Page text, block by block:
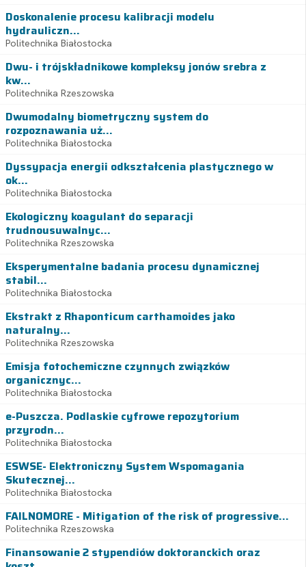
Doskonalenie procesu kalibracji modelu
hydrauliczn...
Politechnika Białostocka
Dwu- i trójskładnikowe kompleksy jonów srebra z
kw...
Politechnika Rzeszowska
Dwumodalny biometryczny system do
rozpoznawania uż...
Politechnika Białostocka
Dyssypacja energii odkształcenia plastycznego w
ok...
Politechnika Białostocka
Ekologiczny koagulant do separacji
trudnousuwalnyc...
Politechnika Rzeszowska
Eksperymentalne badania procesu dynamicznej
stabil...
Politechnika Białostocka
Ekstrakt z Rhaponticum carthamoides jako
naturalny...
Politechnika Rzeszowska
Emisja fotochemiczne czynnych związków
organicznyc...
Politechnika Białostocka
e-Puszcza. Podlaskie cyfrowe repozytorium
przyrodn...
Politechnika Białostocka
ESWSE- Elektroniczny System Wspomagania
Skutecznej...
Politechnika Białostocka
FAILNOMORE - Mitigation of the risk of progressive...
Politechnika Rzeszowska
Finansowanie 2 stypendiów doktoranckich oraz